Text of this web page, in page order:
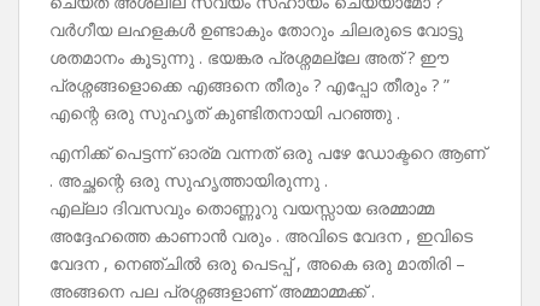
വർഗീയ ലഹളകൾ ഉണ്ടാകും തോറും ചിലരുടെ വോട്ടു
ശതമാനം കൂടുന്നു . ഭയങ്കര പ്രശ്നമല്ലേ അത് ? ഈ
പ്രശ്നങ്ങളൊക്കെ എങ്ങനെ തീരും ? എപ്പോ തീരും ? ”
എന്റെ ഒരു സുഹൃത് കുണ്ടിതനായി പറഞ്ഞു .
എനിക്ക് പെട്ടന്ന് ഓര്മ വന്നത് ഒരു പഴേ ഡോക്ടറെ ആണ്
. അച്ഛന്റെ ഒരു സുഹൃത്തായിരുന്നു .
എല്ലാ ദിവസവും തൊണ്ണൂറു വയസ്സായ ഒരമ്മാമ്മ
അദ്ദേഹത്തെ കാണാൻ വരും . അവിടെ വേദന , ഇവിടെ
വേദന , നെഞ്ചിൽ ഒരു പെടപ്പ് , അകെ ഒരു മാതിരി –
അങ്ങനെ പല പ്രശ്നങ്ങളാണ് അമ്മാമ്മക്ക് .